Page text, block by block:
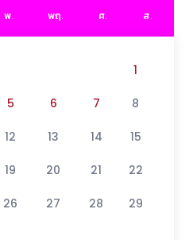
พ. พฤ. ศ. ส.
1
5 6 7 8
12 13 14 15
19 20 21 22
26 27 28 29